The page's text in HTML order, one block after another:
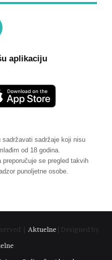
aplikaciju
sadržavati sadržaje koji nisu
od 18 godina.
se pregled takvih
punoljetne osobe.
| Aktuelne | Designed by